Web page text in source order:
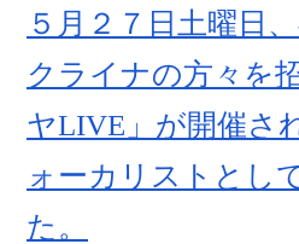
５月２７日土曜日
クライナの方々を
ヤLIVE」が開催さ
ォーカリストとし
た。